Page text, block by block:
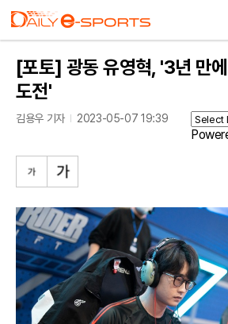
[포토] 광동 유영혁, '3년 만
도전'
김용우 기자 2023-05-07 19:39